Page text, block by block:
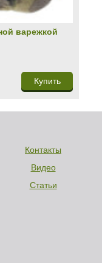
варежкой
Купить
Контакты
Видео
Статьи